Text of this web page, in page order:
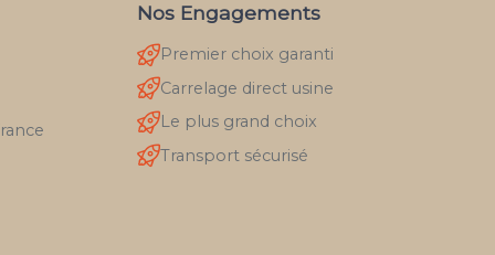
Nos Engagements
Premier choix garanti
Carrelage direct usine
Le plus grand choix
Transport sécurisé